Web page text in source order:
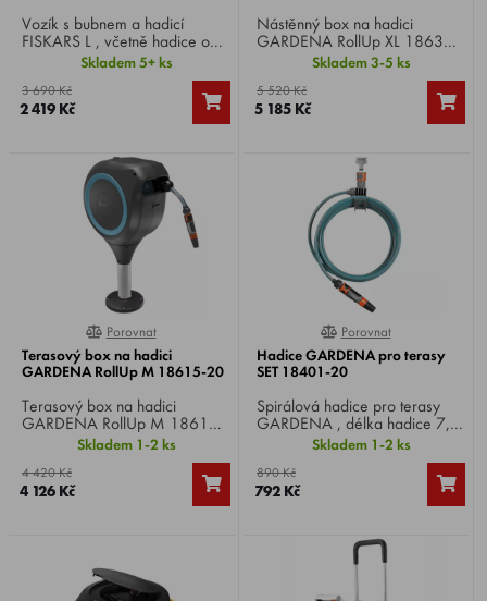
Vozík s bubnem a hadicí
FISKARS L , včetně hadice o
průměru 13 mm (1/2"), dosah
31,5 m, praktická integrovaná
skříňka s
příslušenstvím, obsahuje vše,
co potřebujete pro snadné
Skladem 5+ ks
3 690 Kč
2 419 Kč
Nástěnný box na hadici
GARDENA RollUp XL 18630-
20 , dodáván s nástěnným
držákem, 35 m dlouhou
zavlažovací hadicí, připojovací
hadicí, všemi požadovanými
dvěma různými možnostmi
rozprašovacího paprsku.
Skladem 3-5 ks
5 520 Kč
5 185 Kč
0%
Porovnat
Terasový box na hadici
GARDENA RollUp M 18615-20
Terasový box na hadici
GARDENA RollUp M 18615-
20 , hadice 20m, snadné
rozvinutí a svinutí bez zamotání,
veškeré potřebné díly systému
Original GARDENA součástí.
Skladem 1-2 ks
4 420 Kč
4 126 Kč
0%
Porovnat
Hadice GARDENA pro terasy
SET 18401-20
Spirálová hadice pro terasy
GARDENA , délka hadice 7,5
m, průměr hadice 9 mm,
integrovaný držák, praktická
kompletní sada se šroubením
na vodovodní kohoutek a
Skladem 1-2 ks
890 Kč
792 Kč